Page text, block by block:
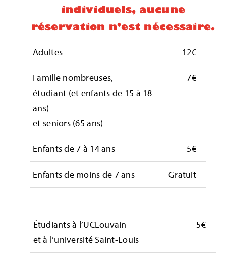
individuels, aucune
réservation n’est nécessaire.
Adultes 12€
Famille nombreuses,
étudiant (et enfants de 15 à 18
ans)
et seniors (65 ans)
7€
Enfants de 7 à 14 ans 5€
Enfants de moins de 7 ans Gratuit
Étudiants à l’UCLouvain
et à l’université Saint-Louis
5€